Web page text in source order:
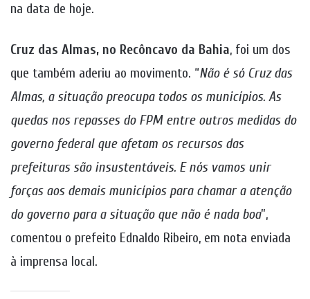
na data de hoje.
Cruz das Almas, no Recôncavo da Bahia, foi um dos
que também aderiu ao movimento. “Não é só Cruz das
Almas, a situação preocupa todos os municípios. As
quedas nos repasses do FPM entre outros medidas do
governo federal que afetam os recursos das
prefeituras são insustentáveis. E nós vamos unir
forças aos demais municípios para chamar a atenção
do governo para a situação que não é nada boa”,
comentou o prefeito Ednaldo Ribeiro, em nota enviada
à imprensa local.